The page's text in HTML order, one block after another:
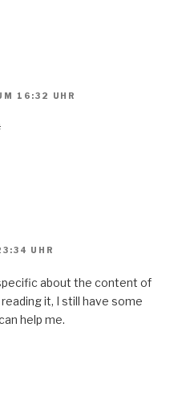
16:32 UHR
UHR
about the content of
it, I still have some
help me.